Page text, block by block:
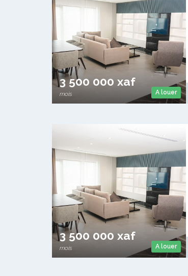
A louer
3 500 000 xaf
mois
A louer
3 500 000 xaf
mois